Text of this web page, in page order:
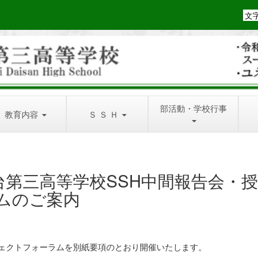
文
教育内容 Ｓ Ｓ Ｈ 部活動・学校行事
三高等学校SSH中間報告会・
のご案内
トフォーラムを別紙要項のとおり開催いたします。